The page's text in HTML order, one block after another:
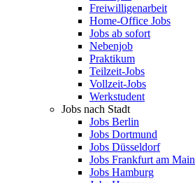
Freiwilligenarbeit
Home-Office Jobs
Jobs ab sofort
Nebenjob
Praktikum
Teilzeit-Jobs
Vollzeit-Jobs
Werkstudent
Jobs nach Stadt
Jobs Berlin
Jobs Dortmund
Jobs Düsseldorf
Jobs Frankfurt am Main
Jobs Hamburg